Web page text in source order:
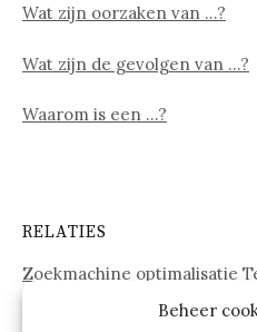
Beheer
Wat zijn oorzaken van …?
Wat zijn de gevolgen van …?
Waarom is een …?
RELATIES
Zoekmachine optimalisatie